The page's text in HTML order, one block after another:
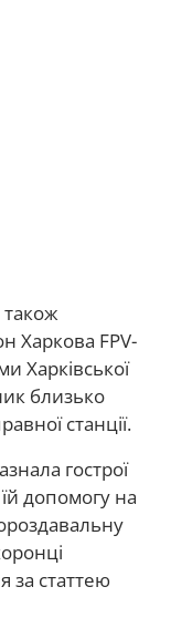
також
Харкова FPV-
Харківської
близько
станції.
гострої
допомогу на
за статтею